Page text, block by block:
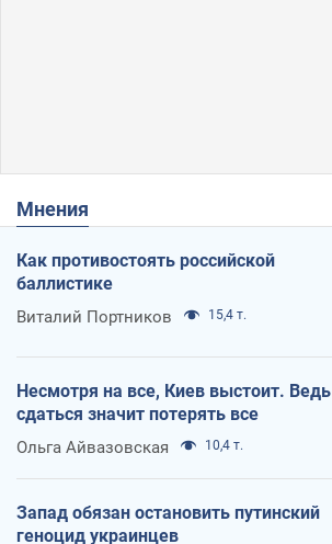
Мнения
Как противостоять российской
баллистике
Виталий Портников 15,4 т.
Несмотря на все, Киев выстоит. Ведь
сдаться значит потерять все
Ольга Айвазовская 10,4 т.
Запад обязан остановить путинский
геноцид украинцев